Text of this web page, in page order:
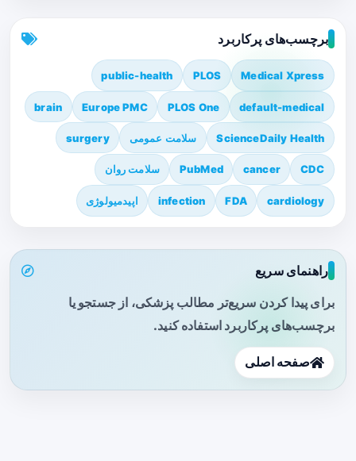
برچسب‌های پرکاربرد
Medical Xpress
PLOS
public-health
default-medical
PLOS One
Europe PMC
brain
ScienceDaily Health سلامت عمومی surgery
CDC
cancer
PubMed سلامت روان
cardiology
FDA
infection اپیدمیولوژی
راهنمای سریع
برای پیدا کردن سریع‌تر مطالب پزشکی، از جستجو یا
برچسب‌های پرکاربرد استفاده کنید.
صفحه اصلی